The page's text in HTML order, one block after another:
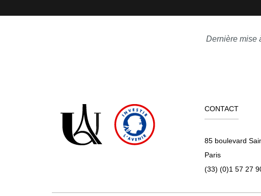
Dernière mise
CONTACT
85 boulevard
Paris
(33) (0)1 57 27